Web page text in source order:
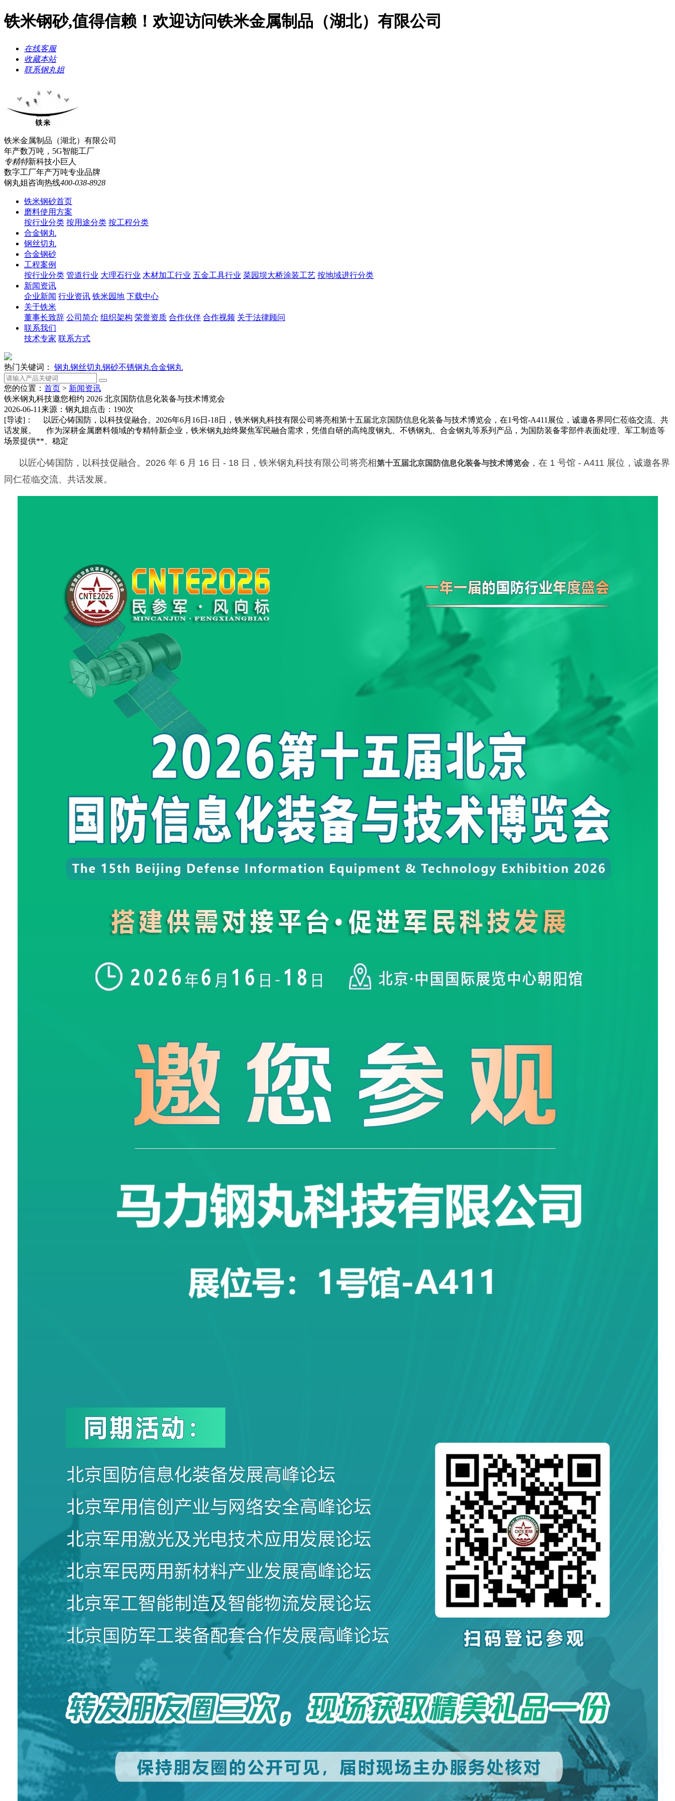
铁米钢砂,值得信赖！欢迎访问铁米金属制品（湖北）有限公司
在线客服
收藏本站
联系钢丸姐
铁米金属制品（湖北）有限公司
年产数万吨，5G智能工厂
专精特新科技小巨人
数字工厂年产万吨专业品牌
钢丸姐咨询热线400-038-8928
铁米钢砂首页
磨料使用方案
按行业分类 按用途分类 按工程分类
合金钢丸
钢丝切丸
合金钢砂
工程案例
按行业分类 管道行业 大理石行业 木材加工行业 五金工具行业 菜园坝大桥涂装工艺 按地域进行分类
新闻资讯
企业新闻 行业资讯 铁米园地 下载中心
关于铁米
董事长致辞 公司简介 组织架构 荣誉资质 合作伙伴 合作视频 关于法律顾问
联系我们
技术专家 联系方式
热门关键词： 钢丸钢丝切丸钢砂不锈钢丸合金钢丸
您的位置： 首页 > 新闻资讯
铁米钢丸科技邀您相约 2026 北京国防信息化装备与技术博览会
2026-06-11来源：钢丸姐 点击：190次
[导读]：
以匠心铸国防，以科技促融合。2026年6月16日-18日，铁米钢丸科技有限公司将亮相第十五届北京国防信息化装备与技术博览会，在1号馆-A411展位，诚邀各界同仁莅临交流、共
话发展。 作为深耕金属磨料领域的专精特新企业，铁米钢丸始终聚焦军民融合需求，凭借自研的高纯度钢丸、不锈钢丸、合金钢丸等系列产品，为国防装备零部件表面处理、军工制造等
场景提供**、稳定
以匠心铸国防，以科技促融合。2026 年 6 月 16 日 - 18 日，铁米钢丸科技有限公司将亮相第十五届北京国防信息化装备与技术博览会 ，在 1 号馆 - A411 展位，诚邀各界
同仁莅临交流、共话发展。